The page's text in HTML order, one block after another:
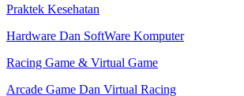
Praktek Kesehatan
Hardware Dan SoftWare Komputer
Racing Game & Virtual Game
Arcade Game Dan Virtual Racing